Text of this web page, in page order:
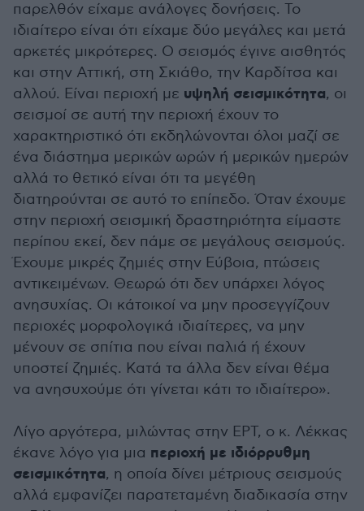
παρελθόν είχαμε ανάλογες δονήσεις. Το
ιδιαίτερο είναι ότι είχαμε δύο μεγάλες και μετά
αρκετές μικρότερες. Ο σεισμός έγινε αισθητός
και στην Αττική, στη Σκιάθο, την Καρδίτσα και
αλλού. Είναι περιοχή με υψηλή σεισμικότητα, οι
σεισμοί σε αυτή την περιοχή έχουν το
χαρακτηριστικό ότι εκδηλώνονται όλοι μαζί σε
ένα διάστημα μερικών ωρών ή μερικών ημερών
αλλά το θετικό είναι ότι τα μεγέθη
διατηρούνται σε αυτό το επίπεδο. Όταν έχουμε
στην περιοχή σεισμική δραστηριότητα είμαστε
περίπου εκεί, δεν πάμε σε μεγάλους σεισμούς.
Έχουμε μικρές ζημιές στην Εύβοια, πτώσεις
αντικειμένων. Θεωρώ ότι δεν υπάρχει λόγος
ανησυχίας. Οι κάτοικοί να μην προσεγγίζουν
περιοχές μορφολογικά ιδιαίτερες, να μην
μένουν σε σπίτια που είναι παλιά ή έχουν
υποστεί ζημιές. Κατά τα άλλα δεν είναι θέμα
να ανησυχούμε ότι γίνεται κάτι το ιδιαίτερο».
Λίγο αργότερα, μιλώντας στην ΕΡΤ, ο κ. Λέκκας
έκανε λόγο για μια περιοχή με ιδιόρρυθμη
σεισμικότητα, η οποία δίνει μέτριους σεισμούς
αλλά εμφανίζει παρατεταμένη διαδικασία στην